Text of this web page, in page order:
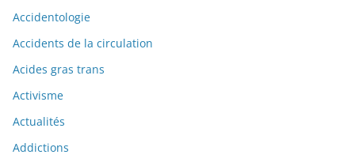
Accidentologie
Accidents de la circulation
Acides gras trans
Activisme
Actualités
Addictions